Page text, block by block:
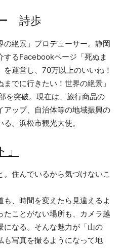
詩歩
の絶景」プロデューサー。静岡
するFacebookページ「死ぬま
運営し、70万以上のいいね！
でに行きたい！世界の絶景」
を突破。現在は、旅行商品の
アップ、自治体等の地域振興の
。浜松市観光大使。
」
住んでいるから気づけないこ
、時間を変えたら見違えるよ
たことがない場所も、カメラ越
になる。そんな魅力が「山の
も写真を撮るようになって地